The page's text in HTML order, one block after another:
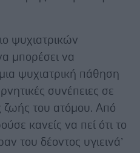
ψυχιατρικών
μπορέσει να
ψυχιατρική πάθηση
συνέπειες σε
ζωής του ατόμου. Από
κανείς να πεί ότι το
του δέοντος υγιεινά’